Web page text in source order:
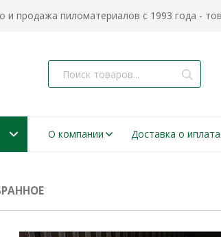
и продажа пиломатериалов с 1993 года -
О компании Доставка о иплата